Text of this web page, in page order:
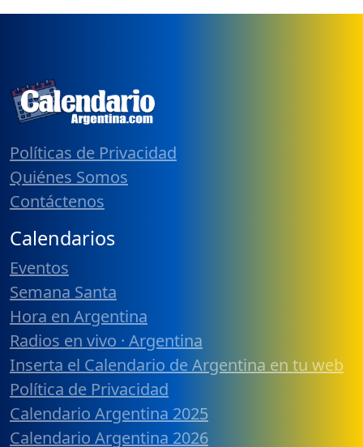
Políticas de Privacidad
Quiénes Somos
Contáctenos
Calendarios
Eventos
Semana Santa
Hora en Argentina
Radios en vivo · Argentina
Inserta el Calendario de Argentina en tu web
Política de Privacidad
Calendario Argentina 2025
Calendario Argentina 2026